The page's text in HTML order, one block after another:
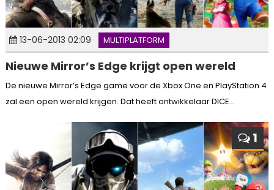
13-06-2013 02:09 MULTIPLATFORM
Nieuwe Mirror’s Edge krijgt open wereld
De nieuwe Mirror’s Edge game voor de Xbox One en PlayStation 4
zal een open wereld krijgen. Dat heeft ontwikkelaar DICE...
1